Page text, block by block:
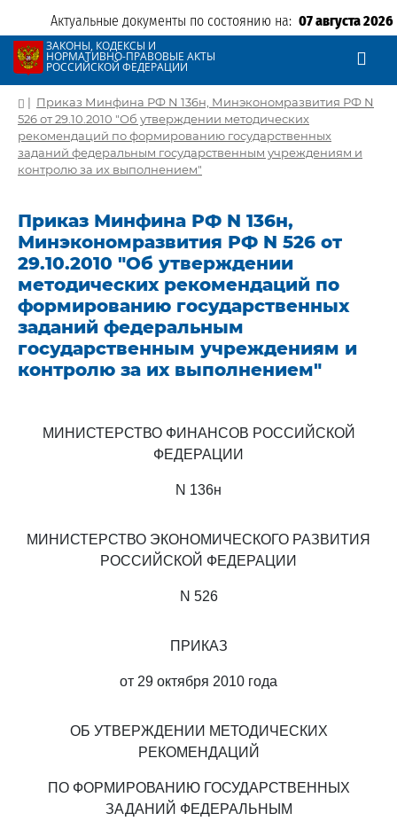
Актуальные документы по состоянию на: 07 августа 2026
ЗАКОНЫ, КОДЕКСЫ И
НОРМАТИВНО-ПРАВОВЫЕ АКТЫ
РОССИЙСКОЙ ФЕДЕРАЦИИ
| Приказ Минфина РФ N 136н, Минэкономразвития РФ N
526 от 29.10.2010 "Об утверждении методических
рекомендаций по формированию государственных
заданий федеральным государственным учреждениям и
контролю за их выполнением"
Приказ Минфина РФ N 136н,
Минэкономразвития РФ N 526 от
29.10.2010 "Об утверждении
методических рекомендаций по
формированию государственных
заданий федеральным
государственным учреждениям и
контролю за их выполнением"
МИНИСТЕРСТВО ФИНАНСОВ РОССИЙСКОЙ
ФЕДЕРАЦИИ
N 136н
МИНИСТЕРСТВО ЭКОНОМИЧЕСКОГО РАЗВИТИЯ
РОССИЙСКОЙ ФЕДЕРАЦИИ
N 526
ПРИКАЗ
от 29 октября 2010 года
ОБ УТВЕРЖДЕНИИ МЕТОДИЧЕСКИХ
РЕКОМЕНДАЦИЙ
ПО ФОРМИРОВАНИЮ ГОСУДАРСТВЕННЫХ
ЗАДАНИЙ ФЕДЕРАЛЬНЫМ